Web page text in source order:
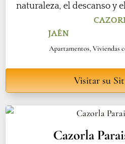
naturaleza, el descanso y
JAÉN
Apartamentos,Viviendas
Visitar su
Cazorla